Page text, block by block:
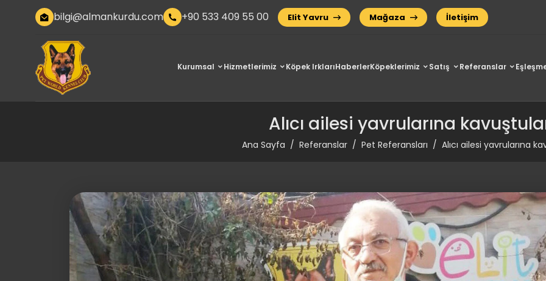
bilgi@almankurdu.com +90 533 409 55 00 Elit Yavru Mağaza İletişim
Kurumsal Hizmetlerimiz Köpek IrklarıHaberlerKöpeklerimiz Satış Referanslar
Alıcı ailesi yavrularına
Ana Sayfa Referanslar Pet Referansları Alıcı ailesi yavrularına